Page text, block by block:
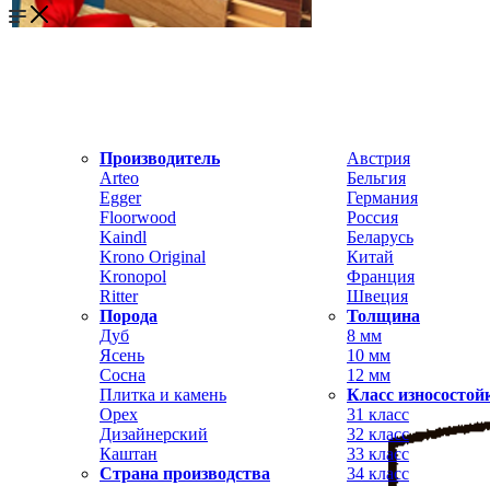
Производитель
Arteo
Egger
Floorwood
Kaindl
Krono Original
Kronopol
Ritter
Порода
Дуб
Ясень
Сосна
Плитка и камень
Орех
Дизайнерский
Каштан
Страна производства
Австрия
Бельгия
Германия
Россия
Беларусь
Китай
Франция
Швеция
Толщина
8 мм
10 мм
12 мм
Класс
31 класс
32 класс
33 класс
34 класс